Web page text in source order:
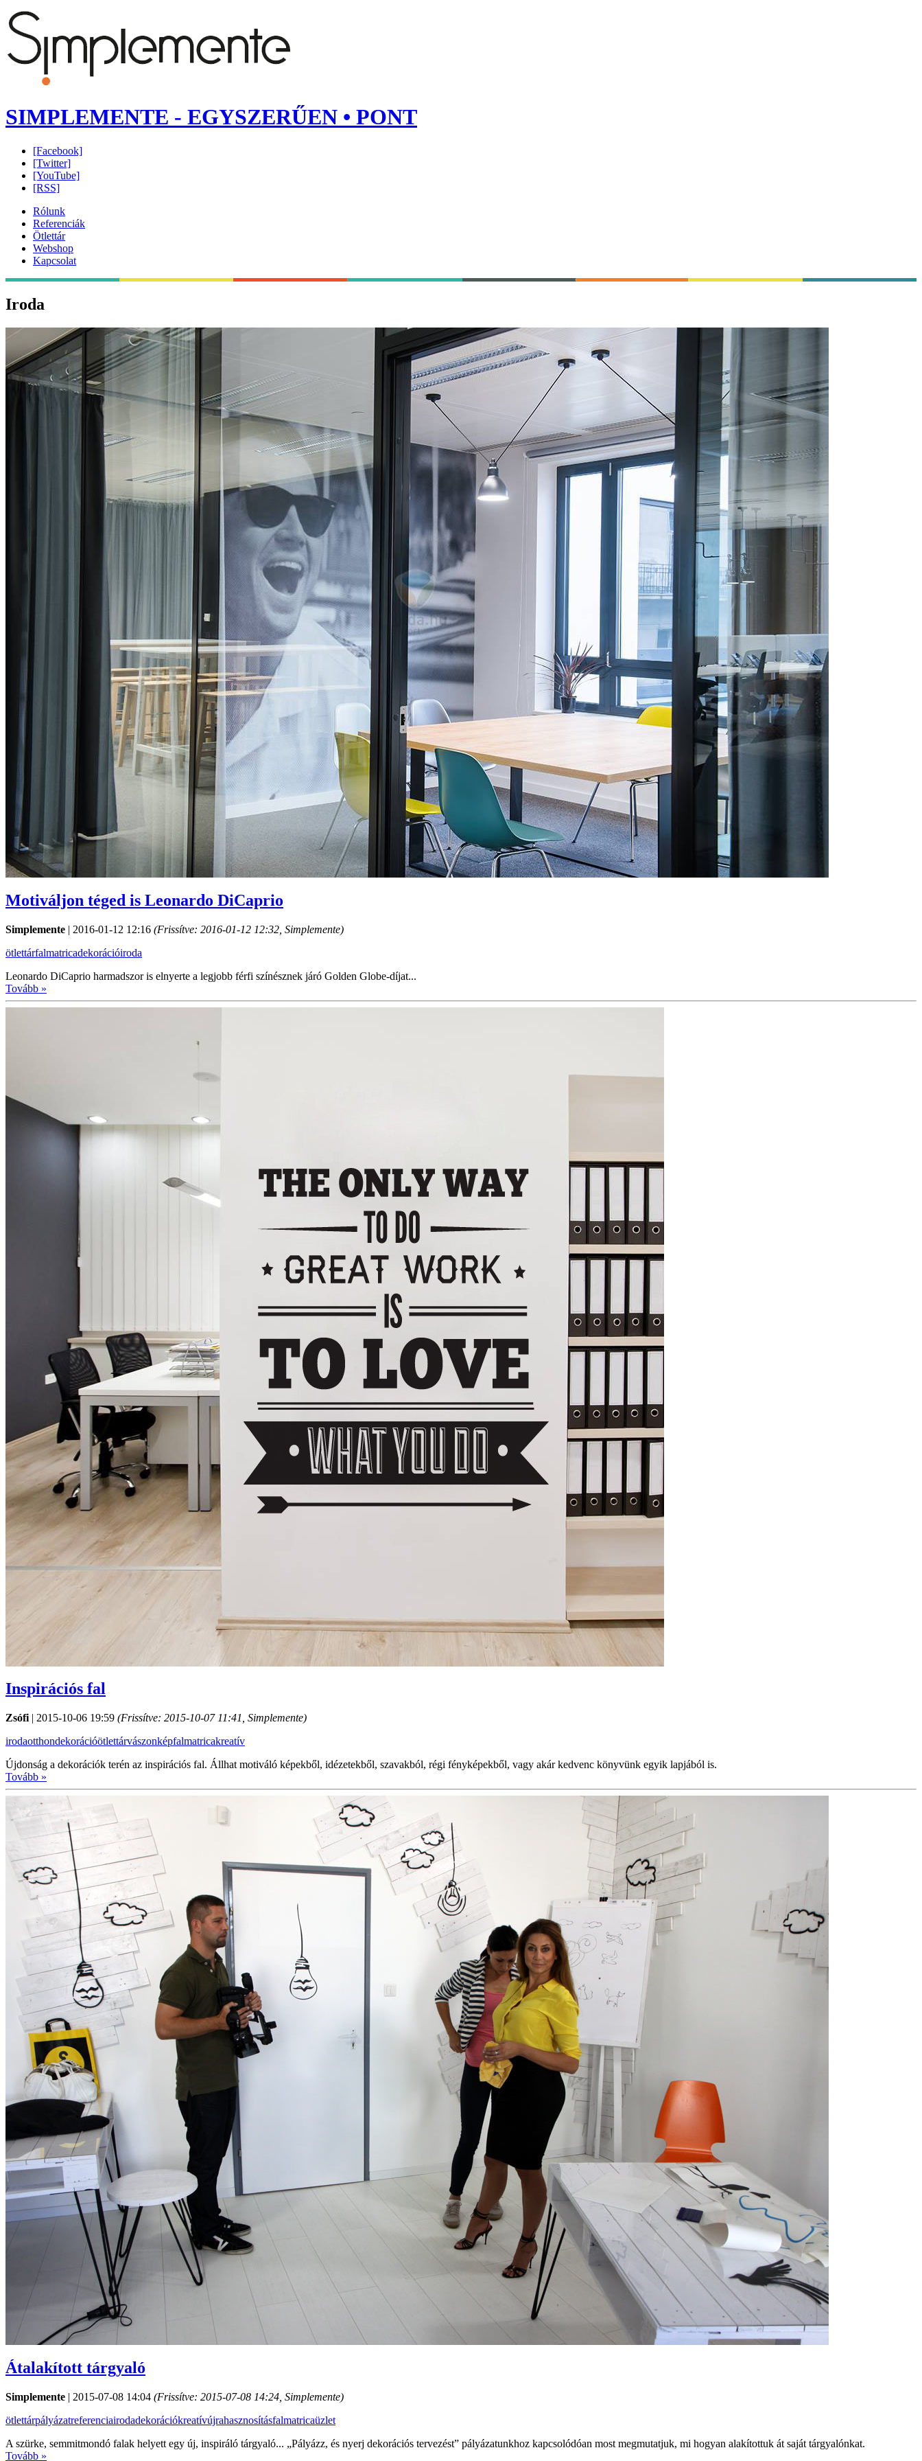
SIMPLEMENTE - EGYSZERŰEN • PONT
[Facebook]
[Twitter]
[YouTube]
[RSS]
Rólunk
Referenciák
Ötlettár
Webshop
Kapcsolat
Iroda
Motiváljon téged is Leonardo DiCaprio
Simplemente | 2016-01-12 12:16 (Frissítve: 2016-01-12 12:32 , Simplemente)
ötlettárfalmatricadekorációiroda
Leonardo DiCaprio harmadszor is elnyerte a legjobb férfi színésznek járó Golden Globe-díjat...
Tovább »
Inspirációs fal
Zsófi | 2015-10-06 19:59 (Frissítve: 2015-10-07 11:41 , Simplemente)
irodaotthondekorációötlettárvászonképfalmatricakreatív
Újdonság a dekorációk terén az inspirációs fal. Állhat motiváló képekből, idézetekből, szavakból, régi fényképekből, vagy akár kedvenc könyvünk egyik lapjából is.
Tovább »
Átalakított tárgyaló
Simplemente | 2015-07-08 14:04 (Frissítve: 2015-07-08 14:24 , Simplemente)
ötlettárpályázatreferenciairodadekorációkreatívújrahasznosításfalmatricaüzlet
A szürke, semmitmondó falak helyett egy új, inspiráló tárgyaló... „Pályázz, és nyerj dekorációs tervezést” pályázatunkhoz kapcsolódóan most megmutatjuk, mi hogyan alakítottuk át saját tárgyalónkat.
Tovább »